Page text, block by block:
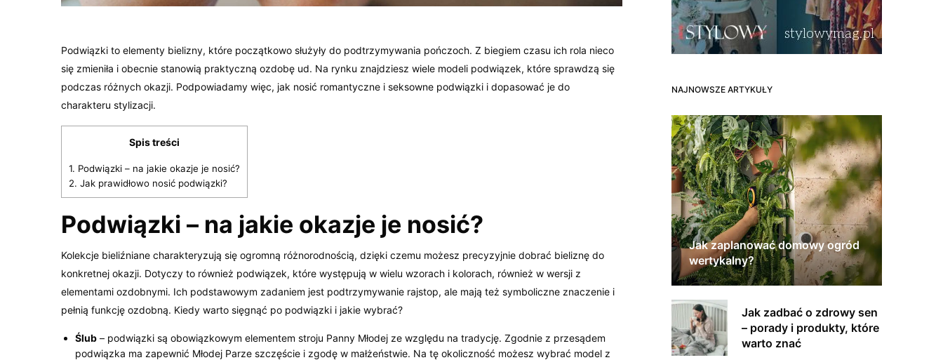
Podwiązki to elementy bielizny, które początkowo służyły do podtrzymywania pończoch. Z biegiem czasu ich rola nieco
się zmieniła i obecnie stanowią praktyczną ozdobę ud. Na rynku znajdziesz wiele modeli podwiązek, które sprawdzą się
podczas różnych okazji. Podpowiadamy więc, jak nosić romantyczne i seksowne podwiązki i dopasować je do
charakteru stylizacji.
Spis treści
1. Podwiązki – na jakie okazje je nosić?
2. Jak prawidłowo nosić podwiązki?
Podwiązki – na jakie okazje je nosić?
Kolekcje bieliźniane charakteryzują się ogromną różnorodnością, dzięki czemu możesz precyzyjnie dobrać bieliznę do
konkretnej okazji. Dotyczy to również podwiązek, które występują w wielu wzorach i kolorach, również w wersji z
elementami ozdobnymi. Ich podstawowym zadaniem jest podtrzymywanie rajstop, ale mają też symboliczne znaczenie i
pełnią funkcję ozdobną. Kiedy warto sięgnąć po podwiązki i jakie wybrać?
Ślub – podwiązki są obowiązkowym elementem stroju Panny Młodej ze względu na tradycję. Zgodnie z przesądem
podwiązka ma zapewnić Młodej Parze szczęście i zgodę w małżeństwie. Na tę okoliczność możesz wybrać model z
NAJNOWSZE ARTYKUŁY
Jak zaplanować domowy ogród
wertykalny?
Jak zadbać o zdrowy sen
– porady i produkty, które
warto znać